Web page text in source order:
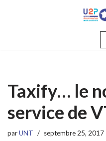
Taxify… le
service de
parUNT septembre 25, 2017